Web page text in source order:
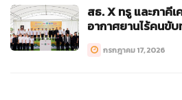
สธ. X ทรู และภาคี
อากาศยานไร้คนขั
กรกฎาคม 17, 2026